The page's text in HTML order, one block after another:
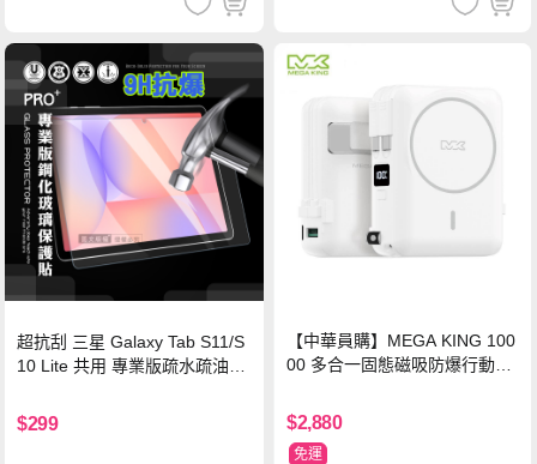
超抗刮 三星 Galaxy Tab S11/S
10 Lite 共用 專業版疏水疏油9H
$299
【中華員購】MEGA KING 100
00 多合一固態磁吸防爆行動電
$2,880
免運